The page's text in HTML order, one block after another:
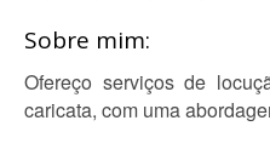
Sobre mim:
Ofereço serviços de
caricata, com uma